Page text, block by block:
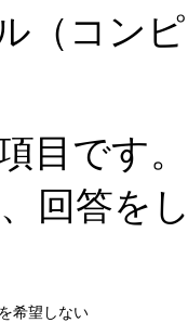
（コン
目です
回答を
希望しない